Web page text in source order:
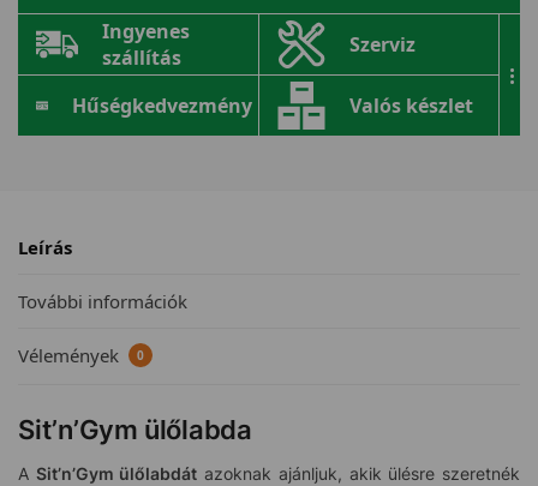
Ingyenes
szállítás
Szerviz
Hűségkedvezmény Valós készlet
...
Leírás
További információk
Vélemények 0
Sit’n’Gym ülőlabda
A Sit’n’Gym ülőlabdát azoknak ajánljuk, akik ülésre szeretnék